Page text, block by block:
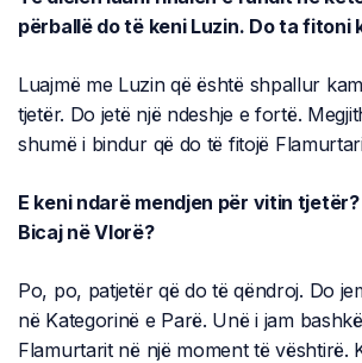
përballë do të keni Luzin. Do ta fitoni
Luajmë me Luzin që është shpallur
tjetër. Do jetë një ndeshje e fortë.
shumë i bindur që do të fitojë
E keni ndarë mendjen për vitin
Bicaj në Vlorë?
Po, po, patjetër që do të qëndroj. Do
në Kategorinë e Parë. Unë i jam
Flamurtarit në një moment të vështirë.